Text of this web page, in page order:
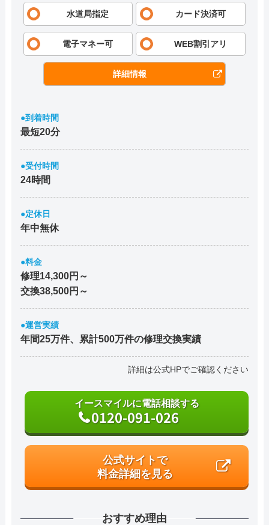
水道局指定 カード決済可
電子マネー可 WEB割引アリ
詳細情報
●到着時間
最短20分
●受付時間
24時間
●定休日
年中無休
●料金
修理14,300円～
交換38,500円～
●運営実績
年間25万件、累計500万件の修理交換実績
詳細は公式HPでご確認ください
イースマイルに電話相談する
0120-091-026
公式サイトで
料金詳細を見る
おすすめ理由